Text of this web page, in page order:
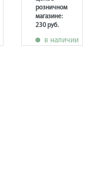
розничном
магазине:
230 руб.
в наличии